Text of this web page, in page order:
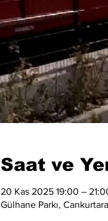
Saat ve
20 Kas 2025 19:00 –
Gülhane Parkı,